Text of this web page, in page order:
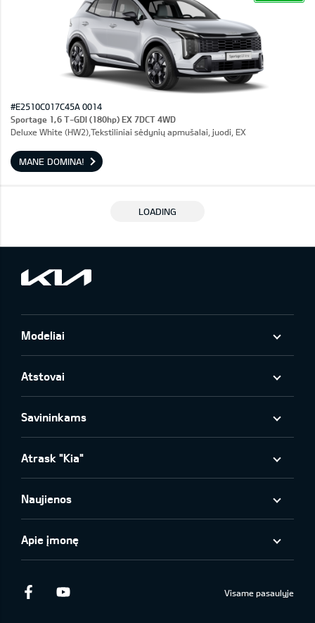
#E2510C017C45A 0014
Sportage 1,6 T-GDI (180hp) EX 7DCT 4WD
Deluxe White (HW2),Tekstiliniai sėdynių apmušalai, juodi, EX
MANE DOMINA!
LOADING
Modeliai
Atstovai
Savininkams
Atrask "Kia"
Naujienos
Apie įmonę
Facebook Visame pasaulyje